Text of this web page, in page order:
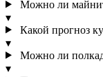
Можно ли
▾
Какой прогноз
▾
Можно ли
▾